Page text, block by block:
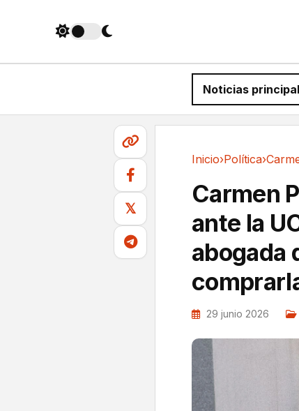
Noticias
𝕏
Inicio›Política›
Carmen
ante la
abogada
29 junio 2026